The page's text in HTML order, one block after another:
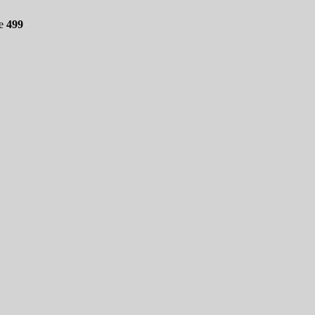
499